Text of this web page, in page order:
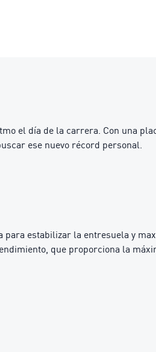
el día de la carrera. Con una
ese nuevo récord personal.
estabilizar la entresuela y
que proporciona la